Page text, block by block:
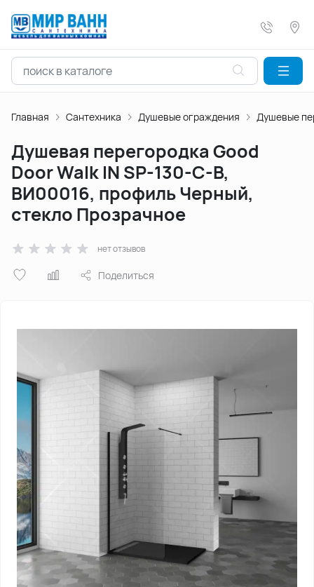
Главная Сантехника Душевые ограждения Душевые
Душевая перегородка Good
Door Walk IN SP-130-C-В,
ВИ00016, профиль Черный,
стекло Прозрачное
нет отзывов
Поделиться